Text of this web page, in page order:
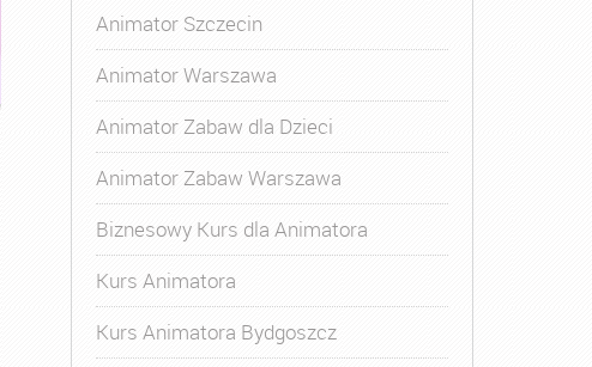
Animator Szczecin
Animator Warszawa
Animator Zabaw dla Dzieci
Animator Zabaw Warszawa
Biznesowy Kurs dla Animatora
Kurs Animatora
Kurs Animatora Bydgoszcz